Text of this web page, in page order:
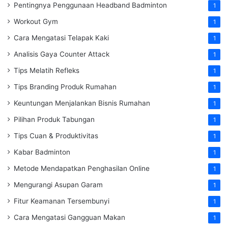
Pentingnya Penggunaan Headband Badminton 1
Workout Gym 1
Cara Mengatasi Telapak Kaki 1
Analisis Gaya Counter Attack 1
Tips Melatih Refleks 1
Tips Branding Produk Rumahan 1
Keuntungan Menjalankan Bisnis Rumahan 1
Pilihan Produk Tabungan 1
Tips Cuan & Produktivitas 1
Kabar Badminton 1
Metode Mendapatkan Penghasilan Online 1
Mengurangi Asupan Garam 1
Fitur Keamanan Tersembunyi 1
Cara Mengatasi Gangguan Makan 1